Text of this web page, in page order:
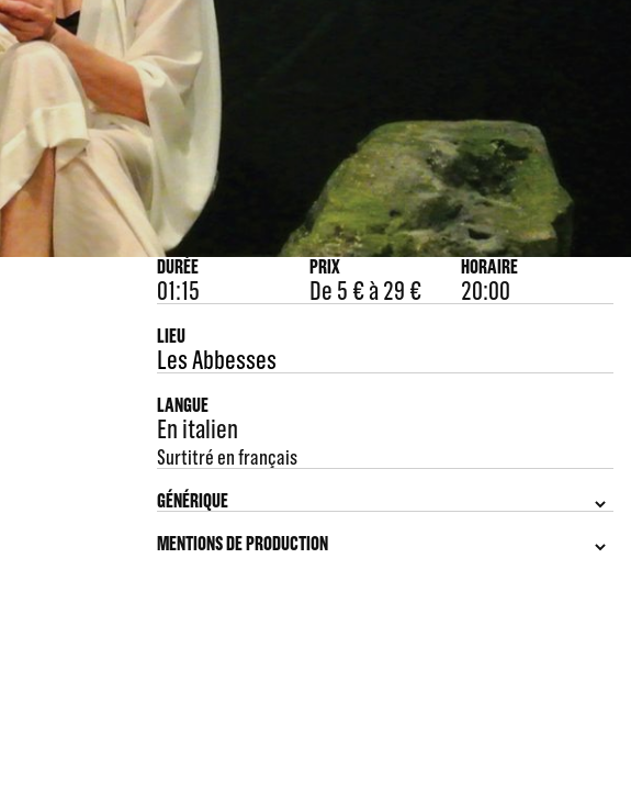
DURÉE
01:15
PRIX
De 5 € à 29 €
HORAIRE
20:00
LIEU
Les Abbesses
LANGUE
En italien
Surtitré en français
GÉNÉRIQUE
MENTIONS DE PRODUCTION